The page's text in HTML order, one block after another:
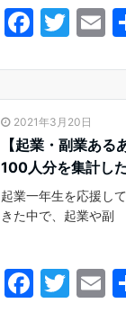
F
c
e
b
o
o
k
T
itt
er
E
l
2021年3月20日
【起業・副業あ
100人分を集計し
起業一年生を応援し
きた中で、起業や副
F T E